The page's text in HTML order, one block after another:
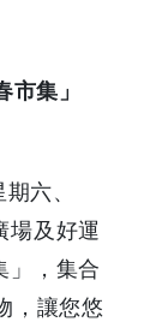
集」
六、
場及好運
」，集合
，讓您悠